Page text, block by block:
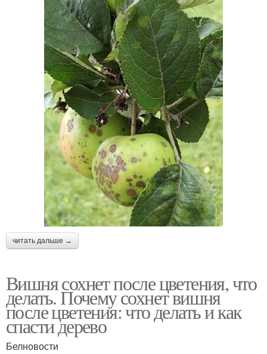
читать дальше →
Вишня сохнет после цветения, что
делать. Почему сохнет вишня
после цветения: что делать и как
спасти дерево
Белновости